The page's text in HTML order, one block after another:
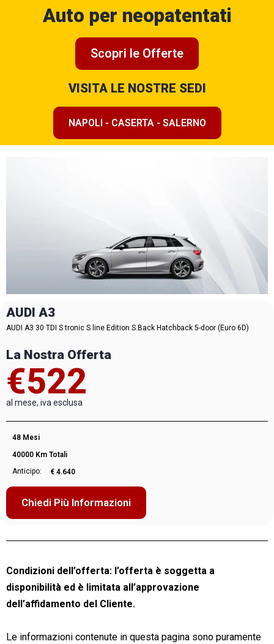
Auto per neopatentati
Scopri le Offerte
VISITA LE NOSTRE SEDI
NAPOLI - CASERTA - SALERNO
AUDI A3
AUDI A3 30 TDI S tronic S line Edition S.Back Hatchback 5-door (Euro 6D)
La Nostra Offerta
€522
al mese, iva esclusa
48 Mesi
40000 Km Totali
Anticipo:
€ 4.640
Chiedi Più Informazioni
Condizioni dell’offerta: l’offerta è soggetta a
disponibilità ed è limitata all’approvazione
dell’affidamento del Cliente.
Le informazioni contenute in questa pagina sono puramente